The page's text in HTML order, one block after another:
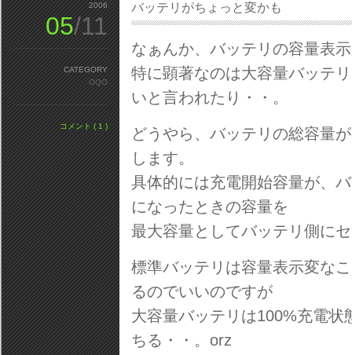
バッテリがちょっと変かも
なぁんか、バッテリの容量表
特に顕著なのは大容量バッテ
いと言われたり・・。
どうやら、バッテリの総容量
します。
具体的には充電開始容量が、
になったときの容量を
最大容量としてバッテリ側に
標準バッテリは容量表示変な
るのでいいのですが
大容量バッテリは100%充電
ちる・・。orz
2006
05/11
CATEGORY
OQO
コメント ( 1 )